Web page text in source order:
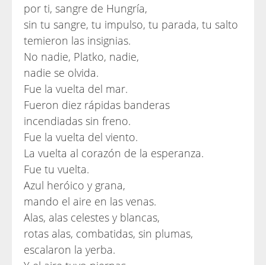
por ti, sangre de Hungría,
sin tu sangre, tu impulso, tu parada, tu salto
temieron las insignias.
No nadie, Platko, nadie,
nadie se olvida.
Fue la vuelta del mar.
Fueron diez rápidas banderas
incendiadas sin freno.
Fue la vuelta del viento.
La vuelta al corazón de la esperanza.
Fue tu vuelta.
Azul heróico y grana,
mando el aire en las venas.
Alas, alas celestes y blancas,
rotas alas, combatidas, sin plumas,
escalaron la yerba.